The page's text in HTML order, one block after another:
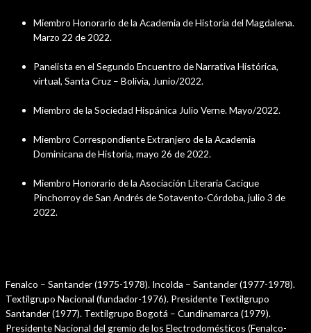
Miembro Honorario de la Academia de Historia del Magdalena.
Marzo 22 de 2022.
Panelista en el Segundo Encuentro de Narrativa Histórica,
virtual, Santa Cruz – Bolivia, Junio/2022.
Miembro de la Sociedad Hispánica Julio Verne. Mayo/2022.
Miembro Correspondiente Extranjero de la Academia
Dominicana de Historia, mayo 26 de 2022.
Miembro Honorario de la Asociación Literaria Cacique
Pinchorroy de San Andrés de Sotavento-Córdoba, julio 3 de
2022.
Fenalco – Santander (1975-1978). Incolda – Santander (1977-1978).
Textilgrupo Nacional (fundador-1976). Presidente Textilgrupo
Santander (1977). Textilgrupo Bogotá – Cundinamarca (1979).
Presidente Nacional del gremio de los Electrodomésticos (Fenalco-